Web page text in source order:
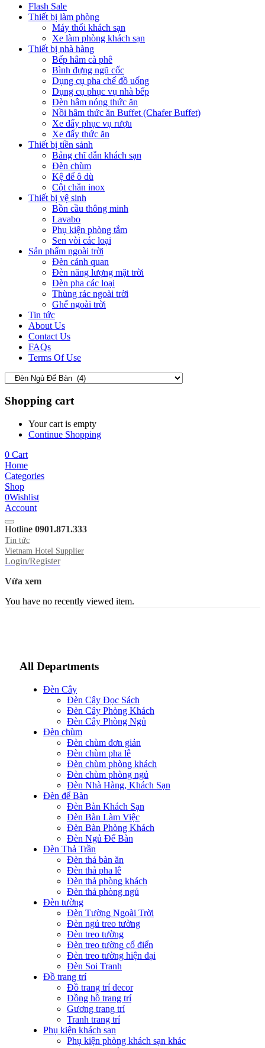
Flash Sale
Thiết bị làm phòng
Máy thổi khách sạn
Xe làm phòng khách sạn
Thiết bị nhà hàng
Bếp hâm cà phê
Bình đựng ngũ cốc
Dụng cụ pha chế đồ uống
Dụng cụ phục vụ nhà bếp
Đèn hâm nóng thức ăn
Nồi hâm thức ăn Buffet (Chafer Buffet)
Xe đẩy phục vụ rượu
Xe đẩy thức ăn
Thiết bị tiền sảnh
Bảng chĩ dẫn khách sạn
Đèn chùm
Kệ để ô dù
Cột chắn inox
Thiết bị vệ sinh
Bồn cầu thông minh
Lavabo
Phụ kiện phòng tắm
Sen vòi các loại
Sản phẩm ngoài trời
Đèn cảnh quan
Đèn năng lượng mặt trời
Đèn pha các loại
Thùng rác ngoài trời
Ghế ngoài trời
Tin tức
About Us
Contact Us
FAQs
Terms Of Use
Shopping cart
Your cart is empty
Continue Shopping
0 Cart
Home
Categories
Shop
0Wishlist
Account
Hotline 0901.871.333
Tin tức
Vietnam Hotel Supplier
Login/Register
Vừa xem
You have no recently viewed item.
All Departments
Đèn Cây
Đèn Cây Đọc Sách
Đèn Cây Phòng Khách
Đèn Cây Phòng Ngủ
Đèn chùm
Đèn chùm đơn giản
Đèn chùm pha lê
Đèn chùm phòng khách
Đèn chùm phòng ngủ
Đèn Nhà Hàng, Khách Sạn
Đèn để Bàn
Đèn Bàn Khách Sạn
Đèn Bàn Làm Việc
Đèn Bàn Phòng Khách
Đèn Ngủ Để Bàn
Đèn Thả Trần
Đèn thả bàn ăn
Đèn thả pha lê
Đèn thả phòng khách
Đèn thả phòng ngủ
Đèn tường
Đèn Tường Ngoài Trời
Đèn ngủ treo tường
Đèn treo tường
Đèn treo tường cổ điển
Đèn treo tường hiện đại
Đèn Soi Tranh
Đồ trang trí
Đồ trang trí decor
Đồng hồ trang trí
Gương trang trí
Tranh trang trí
Phụ kiện khách sạn
Phụ kiện phòng khách sạn khác